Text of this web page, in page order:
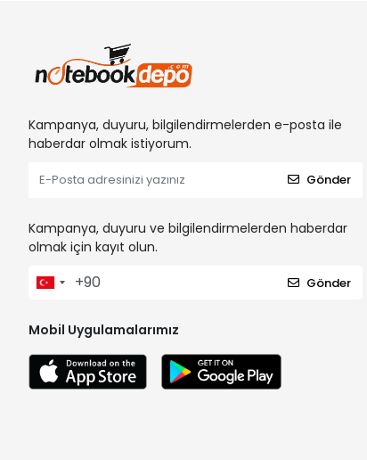
Kampanya, duyuru, bilgilendirmelerden e-posta ile
haberdar olmak istiyorum.
Gönder
Kampanya, duyuru ve bilgilendirmelerden haberdar
olmak için kayıt olun.
Gönder
Mobil Uygulamalarımız